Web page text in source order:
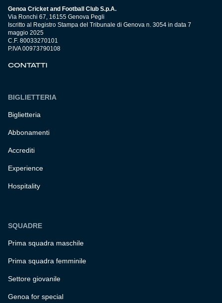
Genoa Cricket and Football Club S.p.A.
Via Ronchi 67, 16155 Genova Pegli
Iscritto al Registro Stampa del Tribunale di Genova n. 3054 in data 7
maggio 2025
C.F. 80033270101
P.IVA 00973790108
CONTATTI
BIGLIETTERIA
Biglietteria
Abbonamenti
Accrediti
Experience
Hospitality
SQUADRE
Prima squadra maschile
Prima squadra femminile
Settore giovanile
Genoa for special